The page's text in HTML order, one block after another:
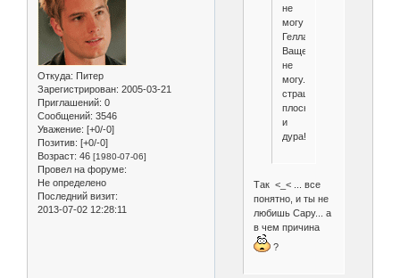
Откуда: Питер
Зарегистрирован: 2005-03-21
Приглашений: 0
Сообщений: 3546
Уважение: [+0/-0]
Позитив: [+0/-0]
Возраст: 46 [1980-07-06]
Провел на форуме:
Не определено
Последний визит:
2013-07-02 12:28:11
не
могу
Геллар!!!
Ваще
не
могу..
страшная,
плоская
и
дура!
Так <_< ... все
понятно, и ты не
любишь Сару... а
в чем причина
?